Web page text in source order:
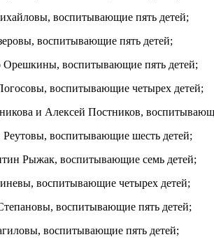
воспитывающие пять детей;
воспитывающие пять детей;
воспитывающие пять детей;
воспитывающие четырех детей;
и Алексей Постников,
воспитывающие шесть детей;
Рыжак, воспитывающие семь детей;
воспитывающие четырех детей;
воспитывающие пять детей;
воспитывающие пять детей;